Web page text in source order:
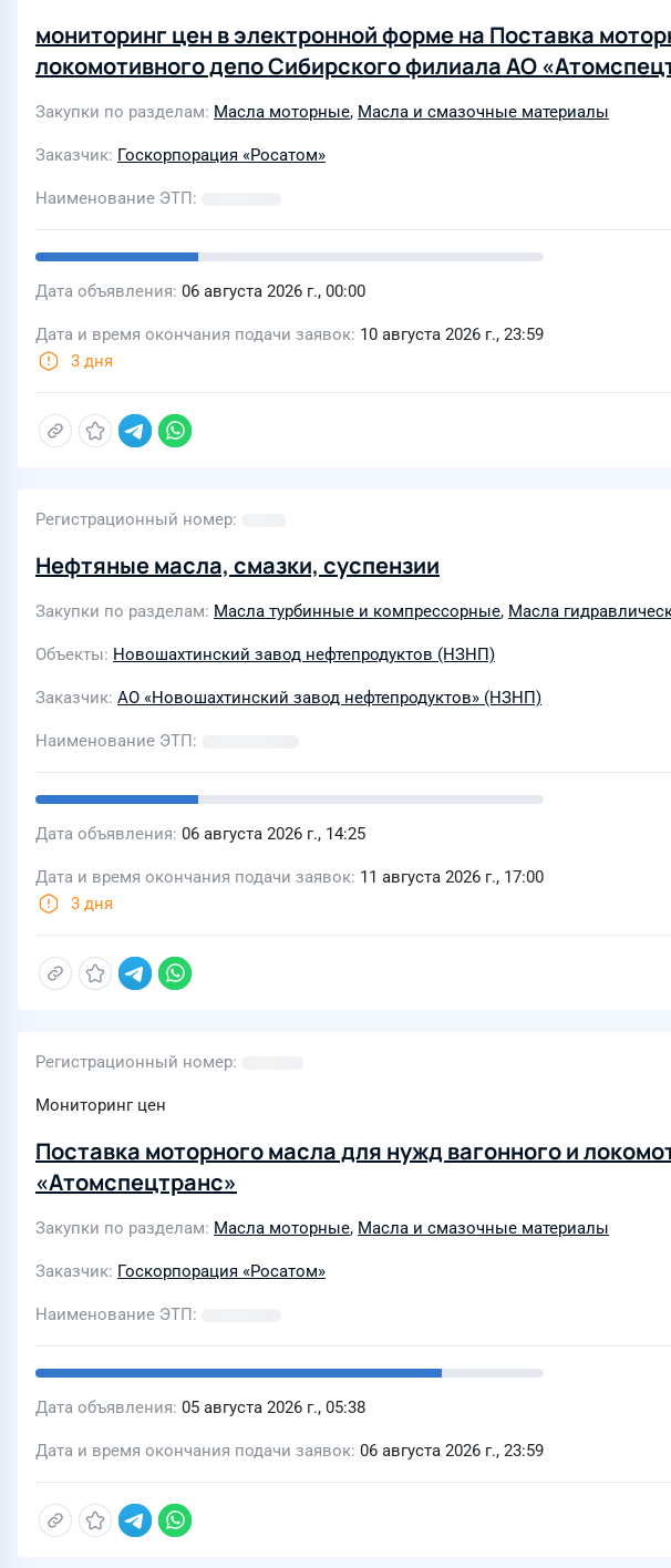
мониторинг цен в электронной форме на Поставка
локомотивного депо Сибирского филиала АО
Закупки по разделам Масла моторные, Масла и смазочные материалы
Заказчик Госкорпорация «Росатом»
Наименование ЭТП
Дата объявления 06 августа 2026 г., 00:00
Дата и время окончания подачи заявок 10 августа 2026 г., 23:59
3 дня
Регистрационный номер
Нефтяные масла, смазки, суспензии
Закупки по разделам Масла турбинные и компрессорные, Масла
Объекты Новошахтинский завод нефтепродуктов (НЗНП)
Заказчик АО «Новошахтинский завод нефтепродуктов» (НЗНП)
Наименование ЭТП
Дата объявления 06 августа 2026 г., 14:25
Дата и время окончания подачи заявок 11 августа 2026 г., 17:00
3 дня
Регистрационный номер
Мониторинг цен
Поставка моторного масла для нужд вагонного и
«Атомспецтранс»
Закупки по разделам Масла моторные, Масла и смазочные материалы
Заказчик Госкорпорация «Росатом»
Наименование ЭТП
Дата объявления 05 августа 2026 г., 05:38
Дата и время окончания подачи заявок 06 августа 2026 г., 23:59